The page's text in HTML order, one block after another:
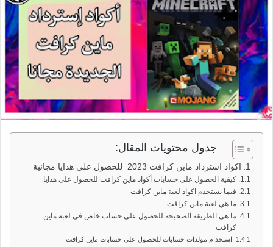
جدول محتويات المقال:
اكواد استرداد ماين كرافت 2023 للحصول على هدايا مجانية
كيفية الحصول على حسابات أكواد ماين كرافت للحصول على هدايا
فيما يستخدم اكواد لعبة ماين كرافت
ما هي لعبة ماين كرافت
ما هي الطريقة الصحيحة للحصول على حساب خاص في لعبة ماين
كرافت
استخدام مولدات حسابات للحصول على حسابات ماين كرافت